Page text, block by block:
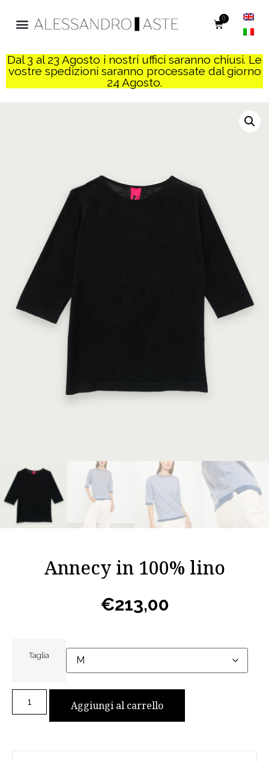
0
Dal 3 al 23 Agosto i nostri uffici saranno chiusi. Le
vostre spedizioni saranno processate dal giorno
24 Agosto.
Annecy in 100% lino
€213,00
Taglia
Aggiungi al carrello